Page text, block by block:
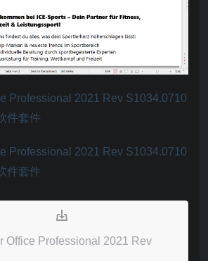
Office Professional 2021 Rev